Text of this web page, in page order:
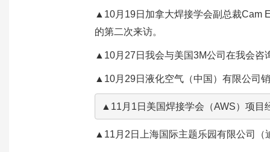
▲10月19日加拿大焊接学会副总裁Cam
的第二次来访。
▲10月27日我会与美国3M公司在我会咨
▲10月29日液化空气（中国）有限公司
▲11月1日美国焊接学会（AWS）项目
▲11月2日上海国际主题乐园有限公司（